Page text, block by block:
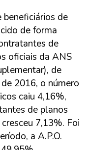
beneficiários de
de forma
de
oficiais da ANS
de
2016, o número
caiu 4,16%,
de planos
7,13%. Foi
a A.P.O.